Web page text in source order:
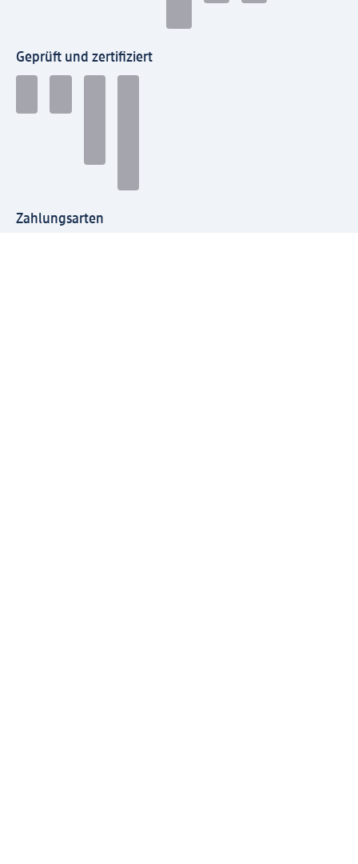
Geprüft und zertifiziert
Zahlungsarten